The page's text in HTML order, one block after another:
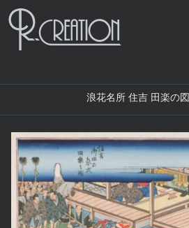
浪花名所 住吉 田楽の図